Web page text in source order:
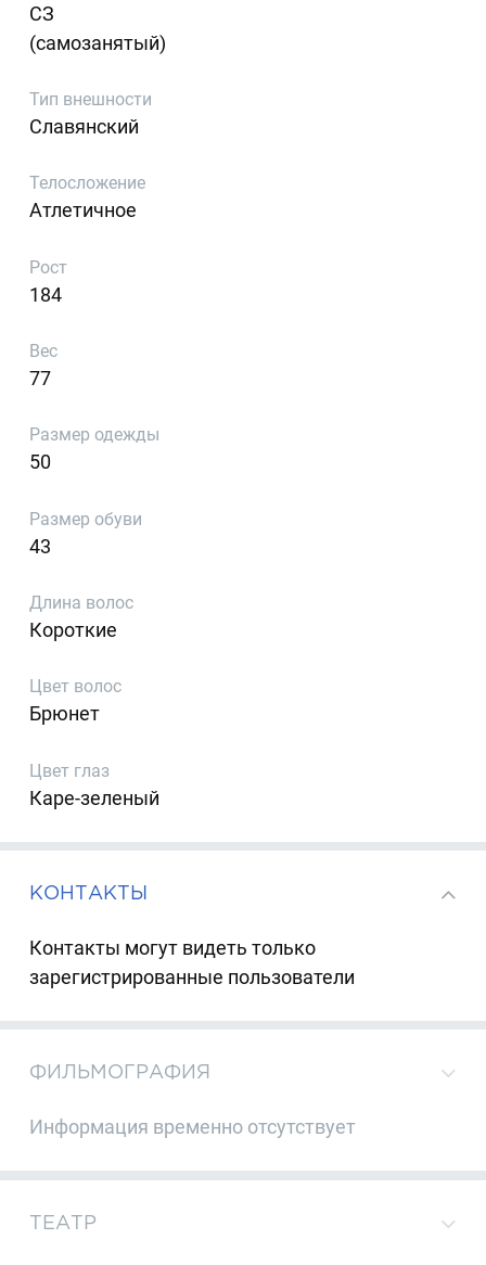
СЗ
(самозанятый)
Тип внешности
Славянский
Телосложение
Атлетичное
Рост
184
Вес
77
Размер одежды
50
Размер обуви
43
Длина волос
Короткие
Цвет волос
Брюнет
Цвет глаз
Каре-зеленый
КОНТАКТЫ
Контакты могут видеть только
зарегистрированные пользователи
ФИЛЬМОГРАФИЯ
Информация временно отсутствует
ТЕАТР